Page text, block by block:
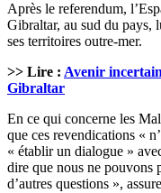
Après le referendum,
Gibraltar, au sud du pays,
ses territoires outre-mer.
>> Lire : Avenir
Gibraltar
En ce qui concerne les
que ces revendications «
« établir un dialogue »
dire que nous ne pouvons
d’autres questions »,